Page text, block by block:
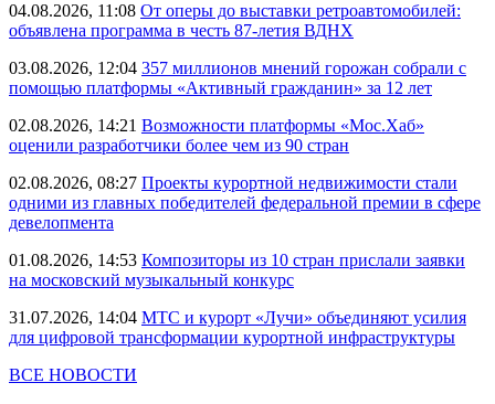
04.08.2026, 11:08 От оперы до выставки ретроавтомобилей:
объявлена программа в честь 87-летия ВДНХ
03.08.2026, 12:04 357 миллионов мнений горожан собрали с
помощью платформы «Активный гражданин» за 12 лет
02.08.2026, 14:21 Возможности платформы «Мос.Хаб»
оценили разработчики более чем из 90 стран
02.08.2026, 08:27 Проекты курортной недвижимости стали
одними из главных победителей федеральной премии в сфере
девелопмента
01.08.2026, 14:53 Композиторы из 10 стран прислали заявки
на московский музыкальный конкурс
31.07.2026, 14:04 МТС и курорт «Лучи» объединяют усилия
для цифровой трансформации курортной инфраструктуры
ВСЕ НОВОСТИ